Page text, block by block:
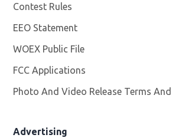
Contest Rules
EEO Statement
WOEX Public File
FCC Applications
Photo And Video Release Terms
Advertising